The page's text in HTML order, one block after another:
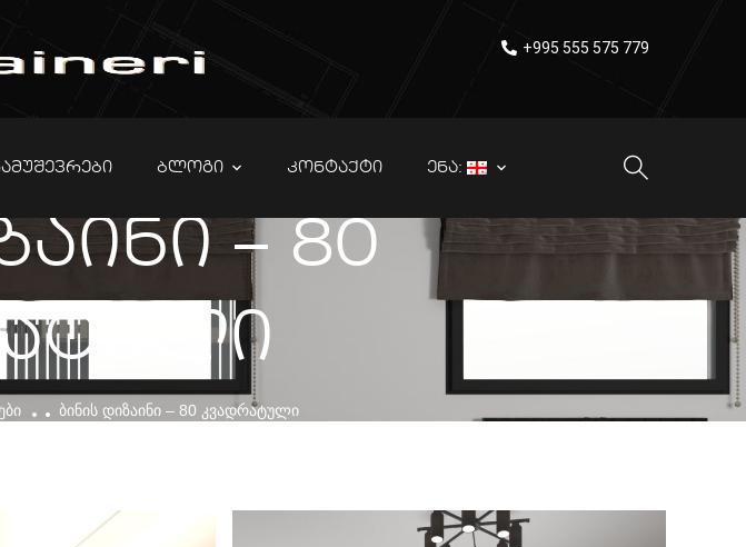
+995 555 575 779
ᲑᲚᲝᲒᲘ ᲙᲝᲜᲢᲐᲥᲢᲘ ᲔᲜᲐ:
– 80
ᲑᲘᲜᲘᲡ ᲓᲘᲖᲐᲘᲜᲘ – 80 ᲙᲕᲐᲓᲠᲐᲢᲣᲚᲘ